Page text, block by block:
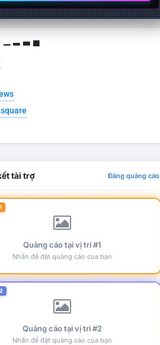
▁ ▂ ▃ ▄
tài trợ Đăng quảng cáo
Quảng cáo tại vị trí #1
Nhấn để đặt quảng cáo của bạn
Quảng cáo tại vị trí #2
Nhấn để đặt quảng cáo của bạn